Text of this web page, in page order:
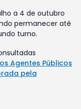
a 4 de outubro
permanecer até
turno.
Agentes Públicos
pela